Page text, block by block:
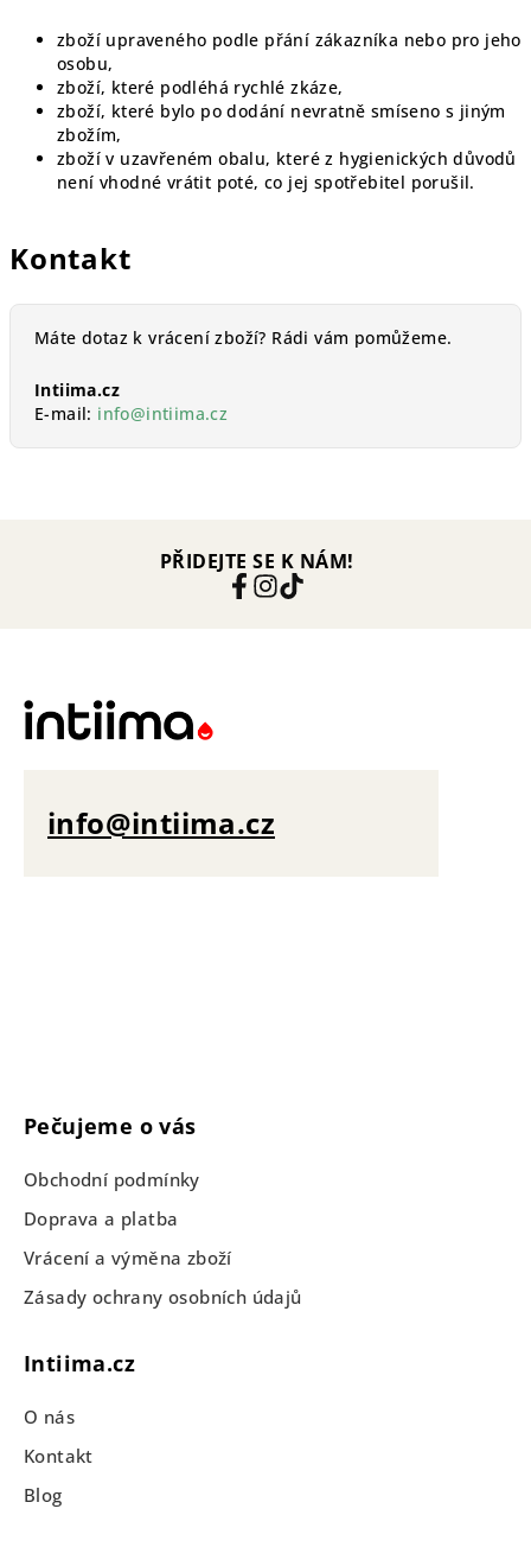
zboží upraveného podle přání zákazníka nebo pro jeho
osobu,
zboží, které podléhá rychlé zkáze,
zboží, které bylo po dodání nevratně smíseno s jiným
zbožím,
zboží v uzavřeném obalu, které z hygienických důvodů
není vhodné vrátit poté, co jej spotřebitel porušil.
Kontakt
Máte dotaz k vrácení zboží? Rádi vám pomůžeme.
Intiima.cz
E-mail: info@intiima.cz
PŘIDEJTE SE K NÁM!
info@intiima.cz
Pečujeme o vás
Obchodní podmínky
Doprava a platba
Vrácení a výměna zboží
Zásady ochrany osobních údajů
Intiima.cz
O nás
Kontakt
Blog